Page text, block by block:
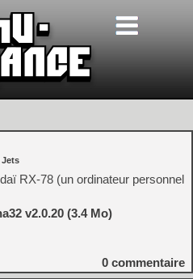
Jets
RX-78 (un ordinateur personnel
v2.0.20 (3.4 Mo)
0 commentaire